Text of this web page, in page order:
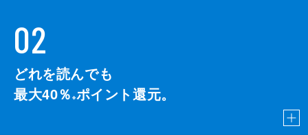
02
どれを読んでも
最大40％ ※ポイント還元。